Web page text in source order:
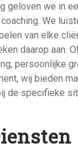
geloven we in
We
van elke
daarop aan.
persoonlijke
wij bieden
de specifieke